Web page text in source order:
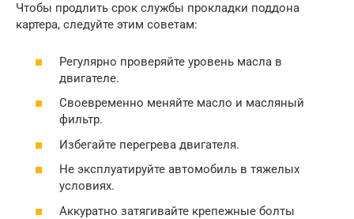
Чтобы продлить срок службы прокладки поддона
картера, следуйте этим советам:
Регулярно проверяйте уровень масла в
двигателе.
Своевременно меняйте масло и масляный
фильтр.
Избегайте перегрева двигателя.
Не эксплуатируйте автомобиль в тяжелых
условиях.
Аккуратно затягивайте крепежные болты